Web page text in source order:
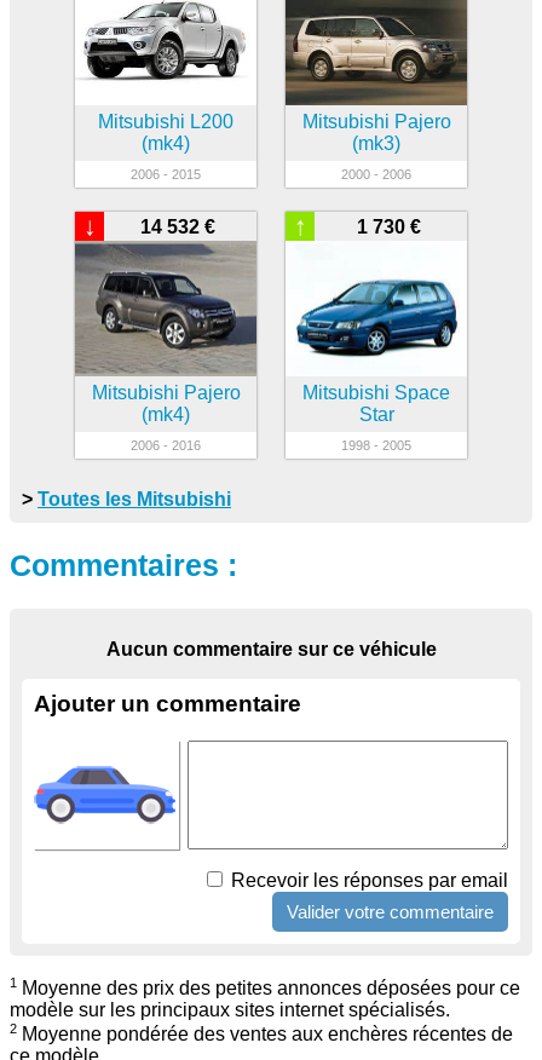
Mitsubishi L200
(mk4)
2006 - 2015
Mitsubishi Pajero
(mk3)
2000 - 2006
14 532 €
↓
Mitsubishi Pajero
(mk4)
2006 - 2016
1 730 €
↑
Mitsubishi Space
Star
1998 - 2005
> Toutes les Mitsubishi
Commentaires :
Aucun commentaire sur ce véhicule
Ajouter un commentaire
Recevoir les réponses par email
1
Moyenne des prix des petites annonces déposées pour ce
modèle sur les principaux sites internet spécialisés.
2 Moyenne pondérée des ventes aux enchères récentes de